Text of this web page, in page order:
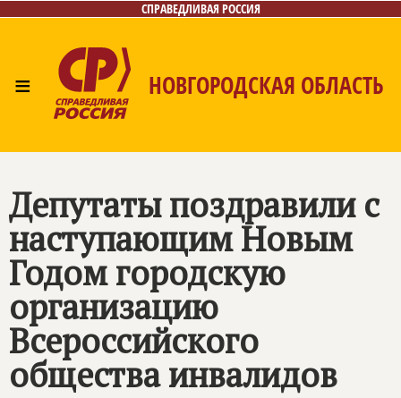
СПРАВЕДЛИВАЯ РОССИЯ
≡ НОВГОРОДСКАЯ ОБЛАСТЬ
Депутаты поздравили с
наступающим Новым
Годом городскую
организацию
Всероссийского
общества инвалидов